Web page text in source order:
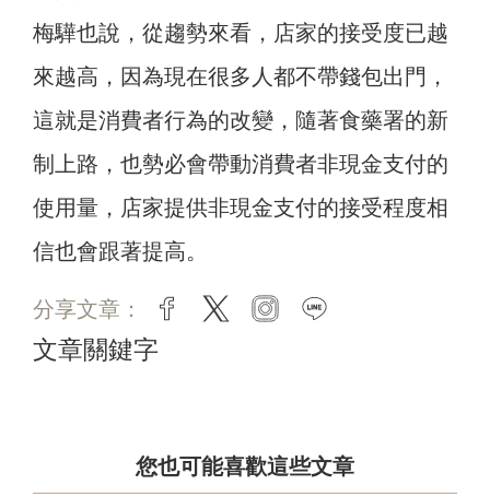
梅驊也說，從趨勢來看，店家的接受度已越
來越高，因為現在很多人都不帶錢包出門，
這就是消費者行為的改變，隨著食藥署的新
制上路，也勢必會帶動消費者非現金支付的
使用量，店家提供非現金支付的接受程度相
信也會跟著提高。
分享文章： facebook
twitter instagram
文章關鍵字
您也可能喜歡這些文章